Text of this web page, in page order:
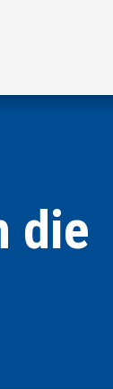
die